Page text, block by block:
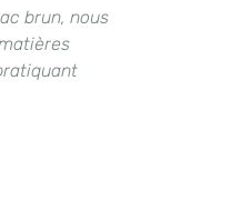
brun, nous